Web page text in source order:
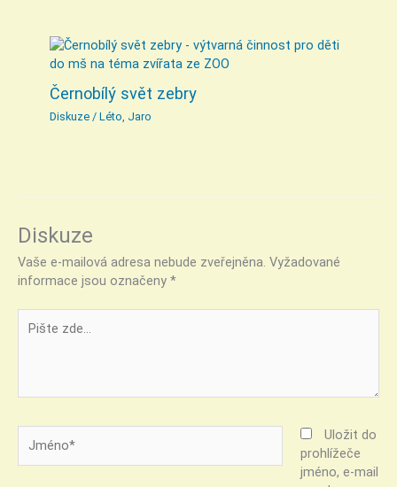
Černobílý svět zebry
Diskuze /Léto Jaro
Diskuze
Vaše e-mailová adresa nebude zveřejněna. Vyžadované
informace jsou označeny *
zde…
Uložit do
prohlížeče
jméno, e-mail